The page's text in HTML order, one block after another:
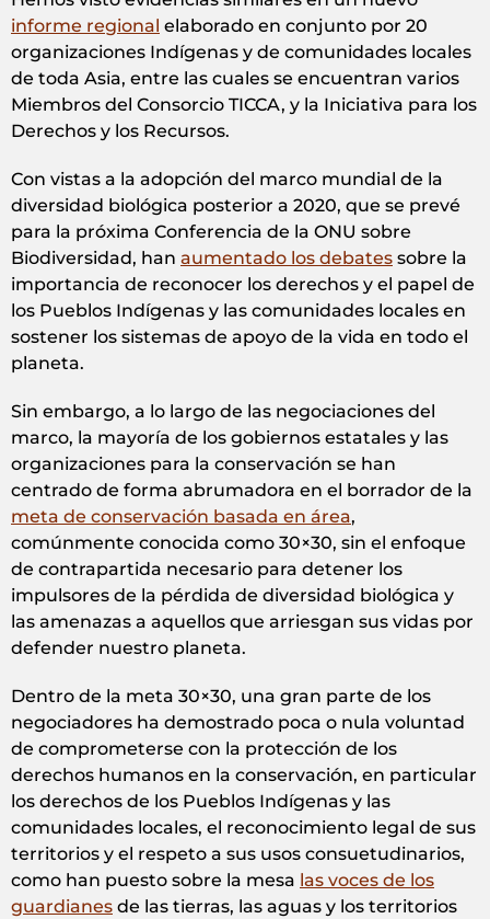
informe regional elaborado en conjunto por 20
organizaciones Indígenas y de comunidades locales
de toda Asia, entre las cuales se encuentran varios
Miembros del Consorcio TICCA, y la Iniciativa para los
Derechos y los Recursos.
Con vistas a la adopción del marco mundial de la
diversidad biológica posterior a 2020, que se prevé
para la próxima Conferencia de la ONU sobre
Biodiversidad, han aumentado los debates sobre la
importancia de reconocer los derechos y el papel de
los Pueblos Indígenas y las comunidades locales en
sostener los sistemas de apoyo de la vida en todo el
planeta.
Sin embargo, a lo largo de las negociaciones del
marco, la mayoría de los gobiernos estatales y las
organizaciones para la conservación se han
centrado de forma abrumadora en el borrador de la
meta de conservación basada en área,
comúnmente conocida como 30×30, sin el enfoque
de contrapartida necesario para detener los
impulsores de la pérdida de diversidad biológica y
las amenazas a aquellos que arriesgan sus vidas por
defender nuestro planeta.
Dentro de la meta 30×30, una gran parte de los
negociadores ha demostrado poca o nula voluntad
de comprometerse con la protección de los
derechos humanos en la conservación, en particular
los derechos de los Pueblos Indígenas y las
comunidades locales, el reconocimiento legal de sus
territorios y el respeto a sus usos consuetudinarios,
como han puesto sobre la mesa las voces de los
guardianes de las tierras, las aguas y los territorios